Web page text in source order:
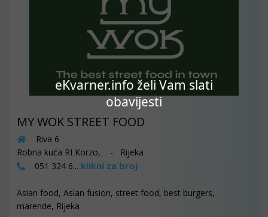
eKvarner.info želi Vam slati
obavijesti
MY WOK STREET FOOD
Riva 6
Robna kuća RI Korzo, - Rijeka
051 324 6... klikni za broj
Asian food, Asian fusion, street food, best burgers,
marende, Rijeka